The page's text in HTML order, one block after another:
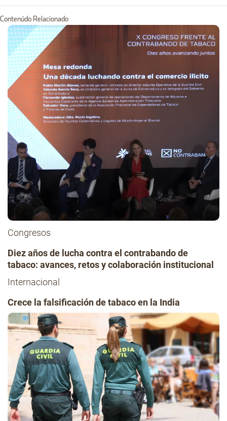
Contenúdo Relacionado
Congresos
Diez años de lucha contra el contrabando de
tabaco: avances, retos y colaboración institucional
Internacional
Crece la falsificación de tabaco en la India